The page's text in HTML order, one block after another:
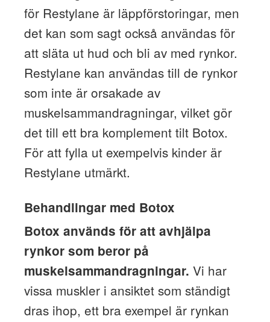
för Restylane är läppförstoringar, men
det kan som sagt också användas för
att släta ut hud och bli av med rynkor.
Restylane kan användas till de rynkor
som inte är orsakade av
muskelsammandragningar, vilket gör
det till ett bra komplement tilt Botox.
För att fylla ut exempelvis kinder är
Restylane utmärkt.
Behandlingar med Botox
Botox används för att avhjälpa
rynkor som beror på
muskelsammandragningar. Vi har
vissa muskler i ansiktet som ständigt
dras ihop, ett bra exempel är rynkan